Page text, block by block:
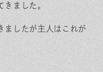
ました。
ましたが主人はこれが